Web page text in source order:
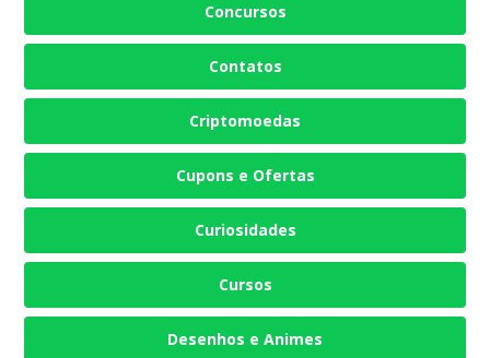
Concursos
Contatos
Criptomoedas
Cupons e Ofertas
Curiosidades
Cursos
Desenhos e Animes